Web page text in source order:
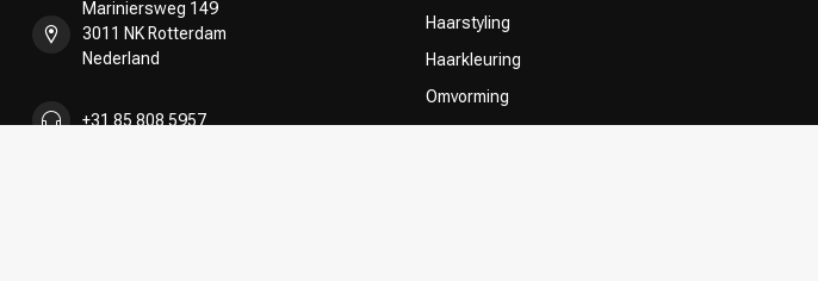
Mariniersweg 149
3011 NK Rotterdam
Nederland
+31 85 808 5957
Haarstyling
Haarkleuring
Omvorming